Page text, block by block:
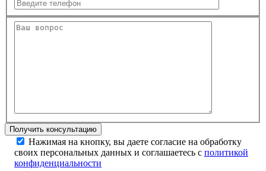
Нажимая на кнопку, вы даете согласие на обработку
своих персональных данных и соглашаетесь с политикой
конфиденциальности